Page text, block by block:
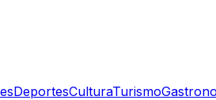
DeportesCulturaTurismo